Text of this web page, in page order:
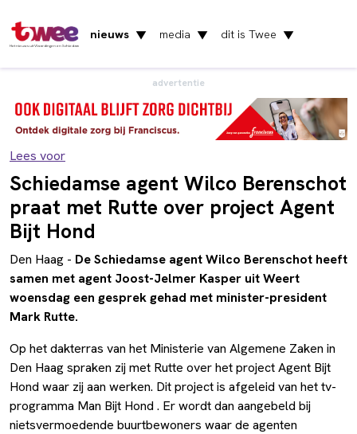
Het nieuws uit Vlaardingen en Schiedam
nieuws ▼ media ▼ dit is Twee ▼
advertentie
Lees voor
Schiedamse agent Wilco Berenschot
praat met Rutte over project Agent
Bijt Hond
Den Haag - De Schiedamse agent Wilco Berenschot heeft
samen met agent Joost-Jelmer Kasper uit Weert
woensdag een gesprek gehad met minister-president
Mark Rutte.
Op het dakterras van het Ministerie van Algemene Zaken in
Den Haag spraken zij met Rutte over het project Agent Bijt
Hond waar zij aan werken. Dit project is afgeleid van het tv-
programma Man Bijt Hond . Er wordt dan aangebeld bij
nietsvermoedende buurtbewoners waar de agenten